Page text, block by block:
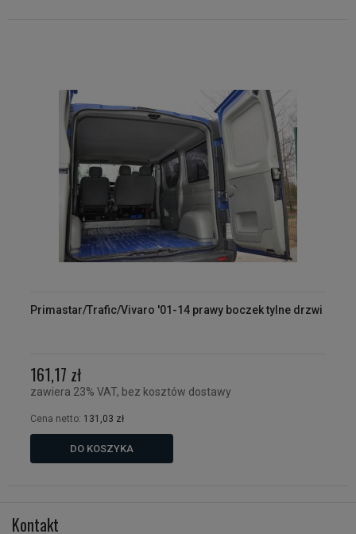
Primastar/Trafic/Vivaro '01-14 prawy boczek tylne drzwi
161,17 zł
zawiera 23% VAT, bez kosztów dostawy
Cena netto: 131,03 zł
DO KOSZYKA
Kontakt